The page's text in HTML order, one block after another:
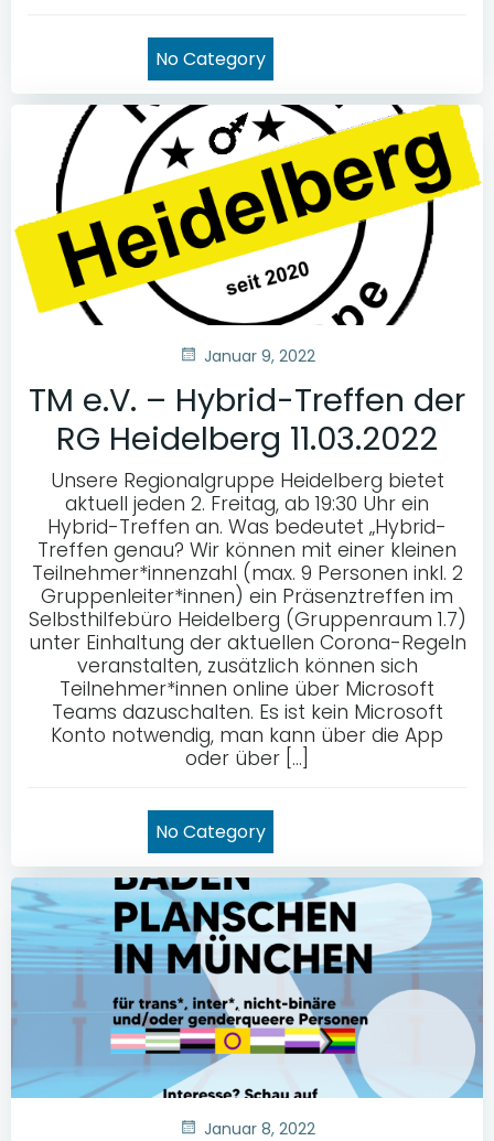
No Category
Januar 9, 2022
TM e.V. – Hybrid-Treffen der
RG Heidelberg 11.03.2022
Unsere Regionalgruppe Heidelberg bietet
aktuell jeden 2. Freitag, ab 19:30 Uhr ein
Hybrid-Treffen an. Was bedeutet „Hybrid-
Treffen genau? Wir können mit einer kleinen
Teilnehmer*innenzahl (max. 9 Personen inkl. 2
Gruppenleiter*innen) ein Präsenztreffen im
Selbsthilfebüro Heidelberg (Gruppenraum 1.7)
unter Einhaltung der aktuellen Corona-Regeln
veranstalten, zusätzlich können sich
Teilnehmer*innen online über Microsoft
Teams dazuschalten. Es ist kein Microsoft
Konto notwendig, man kann über die App
oder über […]
No Category
Januar 8, 2022